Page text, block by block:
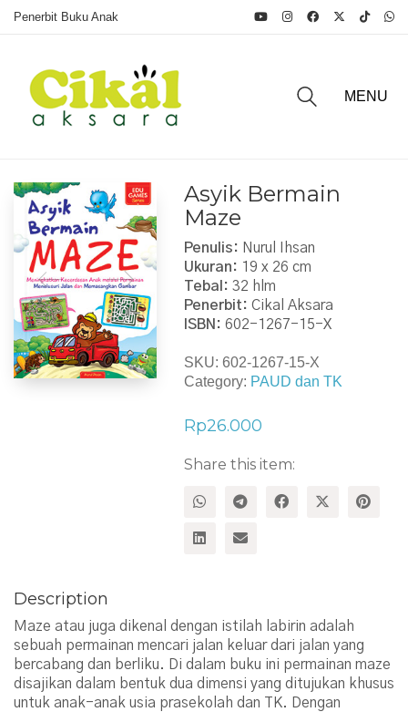
Penerbit Buku Anak
MENU
Asyik Bermain
Maze
Penulis: Nurul Ihsan
Ukuran: 19 x 26 cm
Tebal: 32 hlm
Penerbit: Cikal Aksara
ISBN: 602-1267-15-X
SKU: 602-1267-15-X
Category: PAUD dan TK
Rp26.000
Share this item:
Description
Maze atau juga dikenal dengan istilah labirin adalah
sebuah permainan mencari jalan keluar dari jalan yang
bercabang dan berliku. Di dalam buku ini permainan maze
disajikan dalam bentuk dua dimensi yang ditujukan khusus
untuk anak-anak usia prasekolah dan TK. Dengan